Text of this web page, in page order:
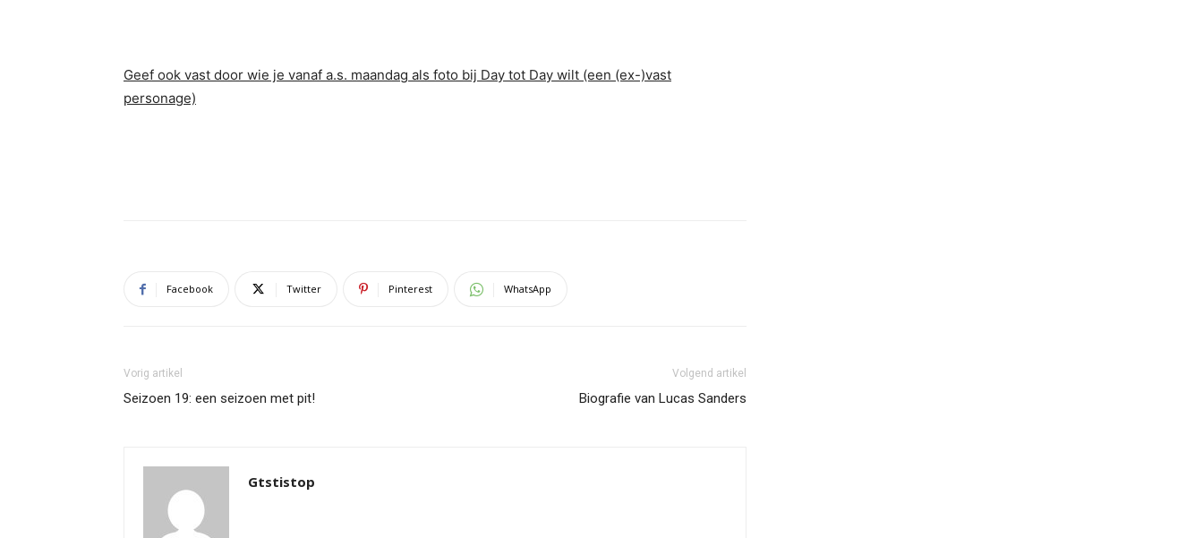
Geef ook vast door wie je vanaf a.s. maandag als foto bij Day tot Day wilt (een (ex-)vast
personage)
Facebook Twitter Pinterest WhatsApp
Vorig artikel
Seizoen 19: een seizoen met pit!
Volgend artikel
Biografie van Lucas Sanders
Gtstistop